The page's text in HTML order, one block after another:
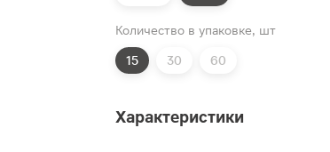
Количество в упаковке, шт
15 30 60
Характеристики